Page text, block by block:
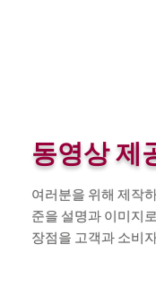
동영상 제
여러분을 위해 제작
준을 설명과 이미지
장점을 고객과 소비